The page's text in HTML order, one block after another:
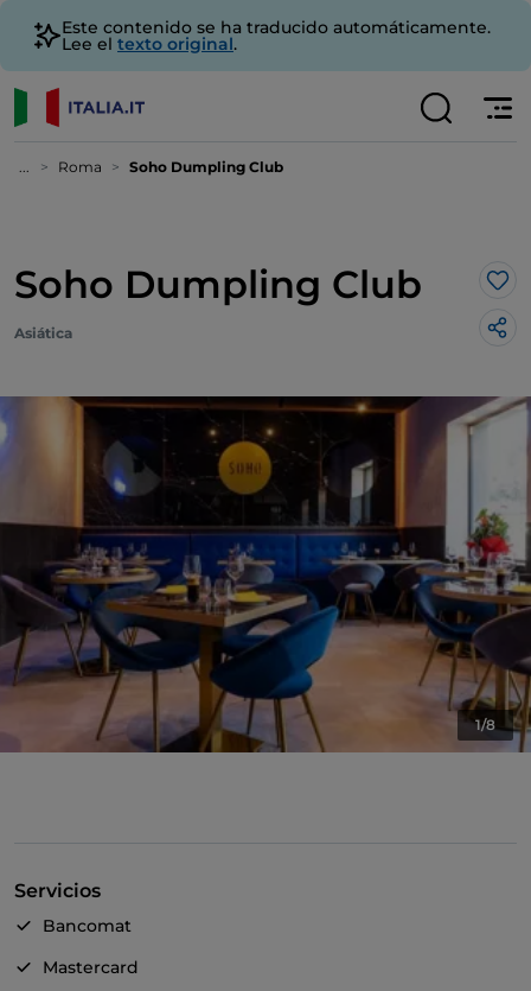
Este contenido se ha traducido automáticamente.
Lee el texto original.
... Roma Soho Dumpling Club
Soho Dumpling Club Me
Asiática
1/8
Servicios
Bancomat
Mastercard